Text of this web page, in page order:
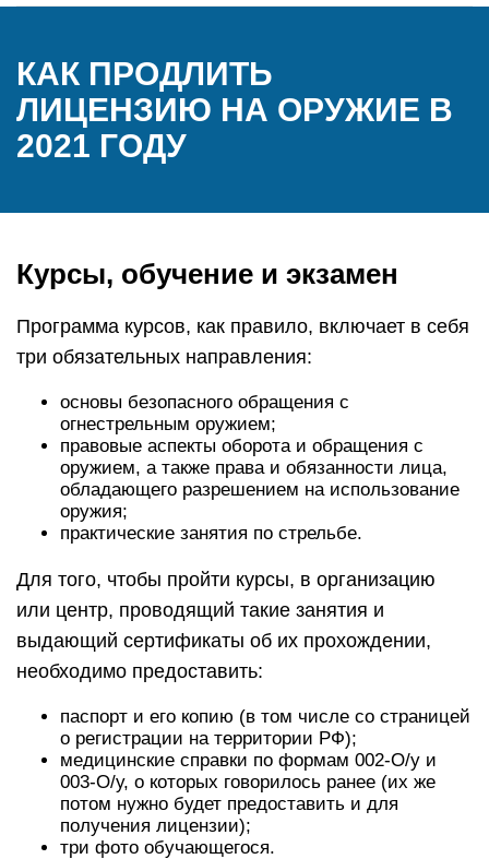
КАК ПРОДЛИТЬ
ЛИЦЕНЗИЮ НА ОРУЖИЕ В
2021 ГОДУ
Курсы, обучение и экзамен
Программа курсов, как правило, включает в себя
три обязательных направления:
основы безопасного обращения с
огнестрельным оружием;
правовые аспекты оборота и обращения с
оружием, а также права и обязанности лица,
обладающего разрешением на использование
оружия;
практические занятия по стрельбе.
Для того, чтобы пройти курсы, в организацию
или центр, проводящий такие занятия и
выдающий сертификаты об их прохождении,
необходимо предоставить:
паспорт и его копию (в том числе со страницей
о регистрации на территории РФ);
медицинские справки по формам 002-О/у и
003-О/у, о которых говорилось ранее (их же
потом нужно будет предоставить и для
получения лицензии);
три фото обучающегося.